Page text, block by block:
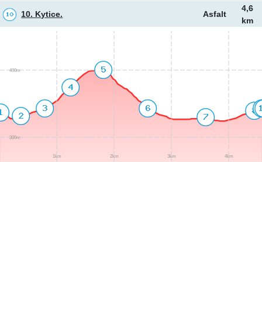
10. Kytice. Asfalt
4,6
km
300m
400m
1km 2km 3km 4km